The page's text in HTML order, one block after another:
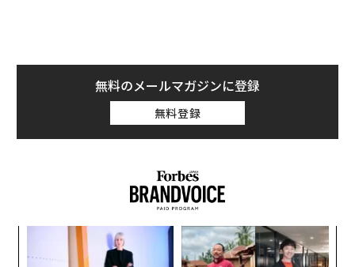
無料のメールマガジンに登録
無料登録